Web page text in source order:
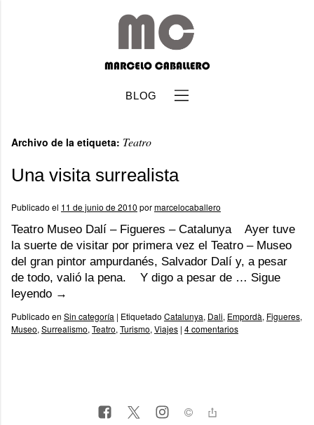
BLOG
Archivo de la etiqueta: Teatro
Una visita surrealista
Publicado el 11 de junio de 2010 pormarcelocaballero
Teatro Museo Dalí – Figueres – Catalunya Ayer tuve
la suerte de visitar por primera vez el Teatro – Museo
del gran pintor ampurdanés, Salvador Dalí y, a pesar
de todo, valió la pena. Y digo a pesar de … Sigue
leyendo →
Publicado en Sin categoría | Etiquetado Catalunya, Dali, Empordà, Figueres,
Museo, Surrealismo, Teatro, Turismo, Viajes | 4 comentarios